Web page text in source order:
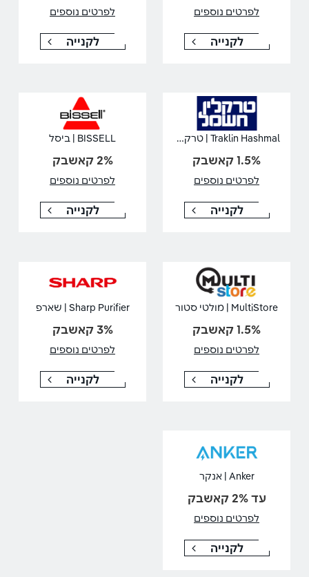
לפרטים נוספים
לקנייה
לפרטים נוספים
לקנייה
Traklin Hashmal | טרקלין חשמל
1.5% קאשבק
לפרטים נוספים
לקנייה
BISSELL | ביסל
2% קאשבק
לפרטים נוספים
לקנייה
MultiStore | מולטי סטור
1.5% קאשבק
לפרטים נוספים
לקנייה
Sharp Purifier | שארפ
3% קאשבק
לפרטים נוספים
לקנייה
Anker | אנקר
עד 2% קאשבק
לפרטים נוספים
לקנייה